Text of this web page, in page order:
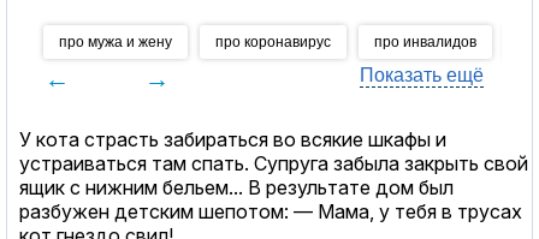
про мужа и жену про коронавирус про инвалидов
← → Показать ещё
У кота страсть забираться во всякие шкафы и
устраиваться там спать. Супруга забыла закрыть свой
ящик с нижним бельем... В результате дом был
разбужен детским шепотом: — Мама, у тебя в трусах